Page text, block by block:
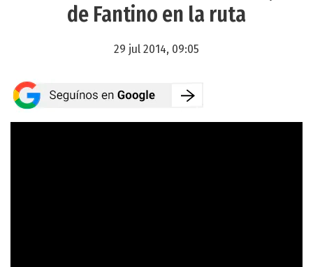
de Fantino en la ruta
29 jul 2014, 09:05